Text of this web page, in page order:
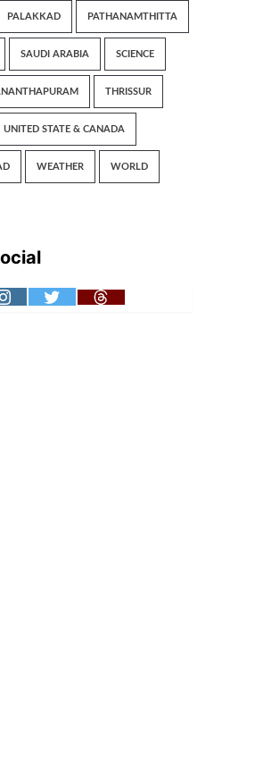
PALAKKAD PATHANAMTHITTA
SAUDI ARABIA SCIENCE
THRISSUR
UNITED STATE & CANADA
WEATHER WORLD